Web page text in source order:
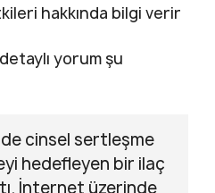
hakkında bilgi verir
yorum şu
cinsel sertleşme
hedefleyen bir ilaç
İnternet üzerinde